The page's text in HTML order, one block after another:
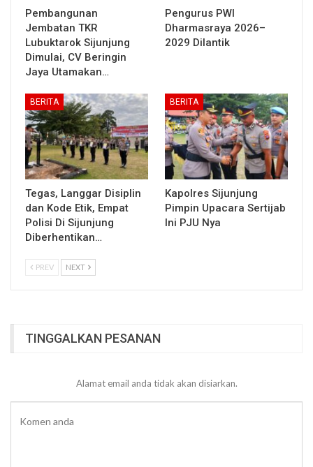
Pembangunan
Jembatan TKR
Lubuktarok Sijunjung
Dimulai, CV Beringin
Jaya Utamakan…
Pengurus PWI
Dharmasraya 2026–
2029 Dilantik
BERITA
Tegas, Langgar Disiplin
dan Kode Etik, Empat
Polisi Di Sijunjung
Diberhentikan…
BERITA
Kapolres Sijunjung
Pimpin Upacara Sertijab
Ini PJU Nya
PREV NEXT
TINGGALKAN PESANAN
Alamat email anda tidak akan disiarkan.